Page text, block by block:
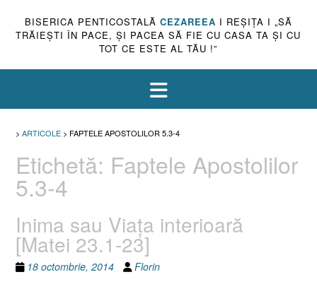
BISERICA PENTICOSTALĂ CEZAREEA I REŞIŢA I „SĂ
TRĂIEŞTI ÎN PACE, ŞI PACEA SĂ FIE CU CASA TA ŞI CU
TOT CE ESTE AL TĂU !”
> ARTICOLE > FAPTELE APOSTOLILOR 5.3-4
Etichetă: Faptele Apostolilor
5.3-4
Inima sau Viaţa interioară
[Matei 23.1-23]
18 octombrie, 2014 Florin